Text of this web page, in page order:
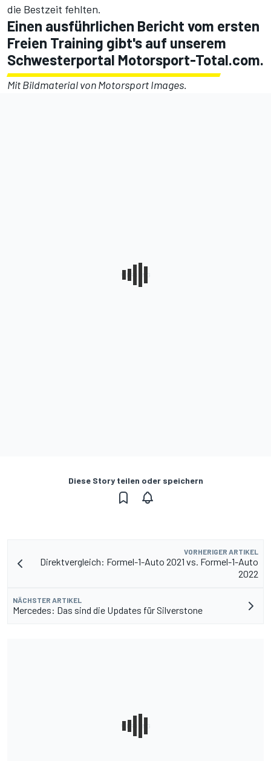
die Bestzeit fehlten.
Einen ausführlichen Bericht vom ersten
Freien Training gibt's auf unserem
Schwesterportal Motorsport-Total.com.
Mit Bildmaterial vonMotorsport Images.
Diese Story teilen oder speichern
VORHERIGER ARTIKEL
Direktvergleich: Formel-1-Auto 2021 vs. Formel-1-Auto
2022
NÄCHSTER ARTIKEL
Mercedes: Das sind die Updates für Silverstone